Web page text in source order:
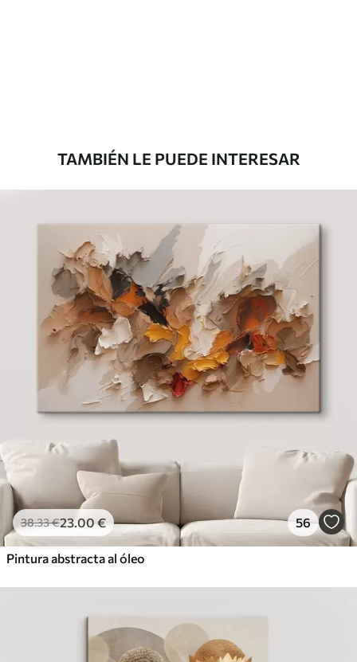
TAMBIÉN LE PUEDE INTERESAR
38.33€23.00€ 56
Pintura abstracta al óleo